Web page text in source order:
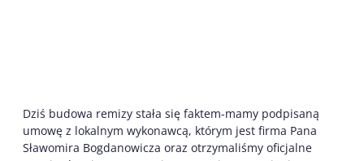
Dziś budowa remizy stała się faktem-mamy podpisaną
umowę z lokalnym wykonawcą, którym jest firma Pana
Sławomira Bogdanowicza oraz otrzymaliśmy oficjalne